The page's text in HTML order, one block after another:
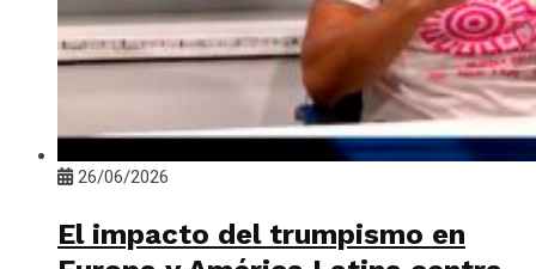
26/06/2026
El impacto del trumpismo en